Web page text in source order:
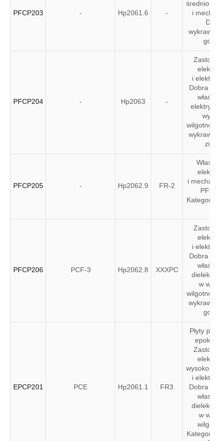
PFCP203 - Hp2061.6 -
i
PFCP204 - Hp2063 -
i
Dobra
PFCP205 - Hp2062.9 FR-2
i
Kategoria
PFCP206 PCF-3 Hp2062.8 XXXPC
i
Dobra
w
EPCP201 PCE Hp2061.1 FR3
Płyty
i
Dobra
w
Kategoria